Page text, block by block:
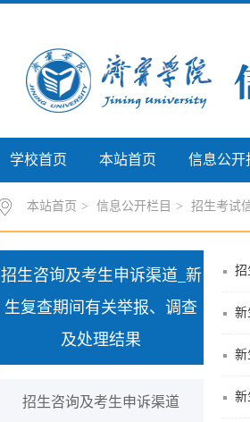
学校首页 本站首页 信息公开
本站首页 > 信息公开栏目 > 招生考试
招生咨询及考生申诉渠道_新
生复查期间有关举报、调查
及处理结果
招生咨询及考生申诉渠道
招
新
新
新